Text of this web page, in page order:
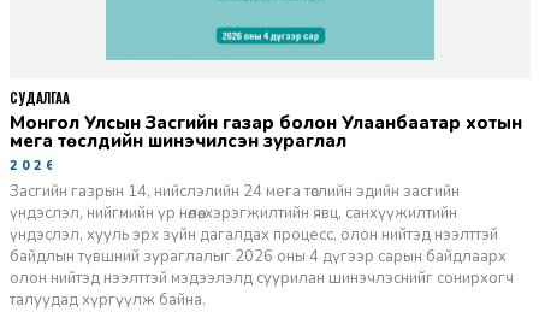
Монгол Улсын Засгийн газар болон Улаанбаатар хотын
мега төслүүдийн шинэчилсэн зураглал
2026-06-29
Засгийн газрын 14, нийслэлийн 24 мега төслийн эдийн засгийн
үндэслэл, нийгмийн үр нөлөө, хэрэгжилтийн явц, санхүүжилтийн
үндэслэл, хууль эрх зүйн дагалдах процесс, олон нийтэд нээлттэй
байдлын түвшний зураглалыг 2026 оны 4 дүгээр сарын байдлаарх
олон нийтэд нээлттэй мэдээлэлд суурилан шинэчлэснийг сонирхогч
талуудад хүргүүлж байна.
СУДАЛГАА